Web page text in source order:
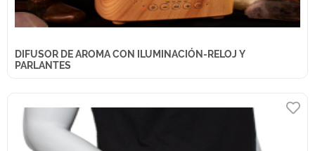
DIFUSOR DE AROMA CON ILUMINACIÓN-RELOJ Y
PARLANTES